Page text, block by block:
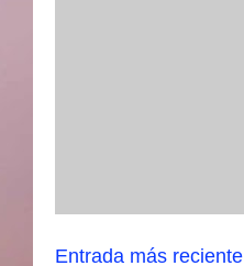
Entrada más reciente